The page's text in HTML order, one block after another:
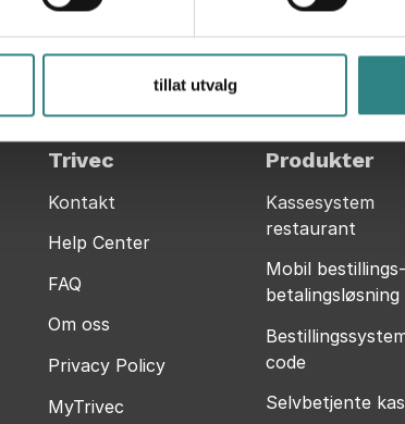
tillat utvalg
Trivec
Kontakt
Help Center
FAQ
Om oss
Privacy Policy
MyTrivec
Produkter
Kassesystem
restaurant
Mobil
betalingsløsning
code
Selvbetjente